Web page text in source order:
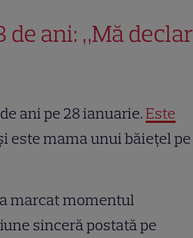
de ani: „Mă declar
ani pe 28 ianuarie.Este
este mama unui băiețel pe
marcat momentul
sinceră postată pe